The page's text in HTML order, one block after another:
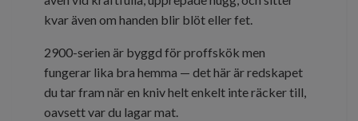
kvar även om handen blir blöt eller fet.
2900-serien är byggd för proffskök men
fungerar lika bra hemma — det här är redskapet
du tar fram när en kniv helt enkelt inte räcker till,
oavsett var du lagar mat.